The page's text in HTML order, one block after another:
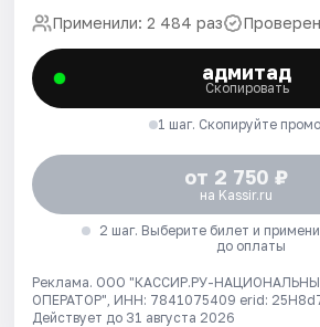
Применили: 2 484 раз
адмитад
Скопировать
1 шаг. Скопируйте
от 2 750 ₽
на Kassir.ru
2 шаг. Выберите билет и
до оплаты
Реклама. ООО "КАССИР.РУ-
ОПЕРАТОР", ИНН: 7841075409 erid:
Действует до 31 августа 2026